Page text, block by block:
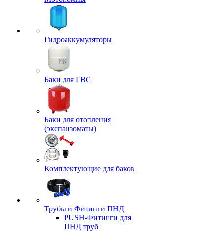
Гидроаккумуляторы
Баки для ГВС
Баки для отопления
(экспанзоматы)
Комплектующие для баков
Трубы и Фитинги ПНД
PUSH-Фитинги для
ПНД труб